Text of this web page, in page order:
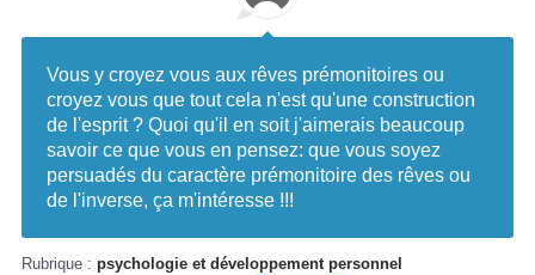
Vous y croyez vous aux rêves prémonitoires ou
croyez vous que tout cela n'est qu'une construction
de l'esprit ? Quoi qu'il en soit j'aimerais beaucoup
savoir ce que vous en pensez: que vous soyez
persuadés du caractère prémonitoire des rêves ou
de l'inverse, ça m'intéresse !!!
Rubrique : psychologie et développement personnel